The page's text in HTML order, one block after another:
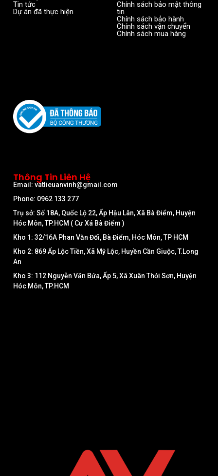
Tin tức
Dự án đã thực hiện
Chính sách bảo mật thông
tin
Chính sách bảo hành
Chính sách vận chuyển
Chính sách mua hàng
Thông Tin Liên Hệ
Email: vatlieuanvinh@gmail.com
Phone: 0962 133 277
Trụ sở: Số 18A, Quốc Lộ 22, Ấp Hậu Lân, Xã Bà Điểm, Huyện
Hóc Môn, TP.HCM ( Cư Xá Bà Điểm )
Kho 1: 32/16A Phan Văn Đối, Bà Điểm, Hóc Môn, TP HCM
Kho 2: 869 Ấp Lộc Tiền, Xã Mỹ Lộc, Huyền Cần Giuộc, T.Long
An
Kho 3: 112 Nguyễn Văn Bứa, Ấp 5, Xã Xuân Thới Sơn, Huyện
Hóc Môn, TP.HCM